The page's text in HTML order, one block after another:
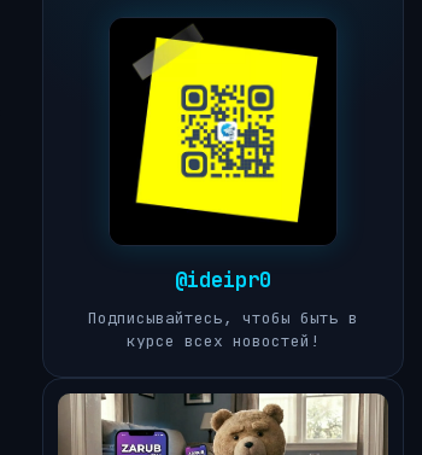
@ideipr0
Подписывайтесь, чтобы быть в
курсе всех новостей!